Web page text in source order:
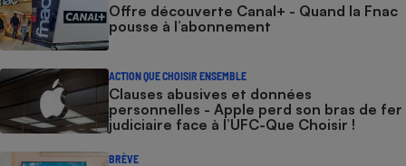
Offre découverte Canal+ - Quand la Fnac
pousse à l’abonnement
ACTION QUE CHOISIR ENSEMBLE
Clauses abusives et données
personnelles - Apple perd son bras de fer
judiciaire face à l’UFC-Que Choisir !
BRÈVE